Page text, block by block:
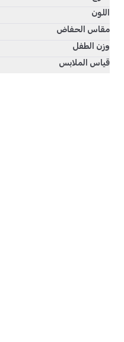
اللون
مقاس الحفاض
وزن الطفل
قياس الملابس